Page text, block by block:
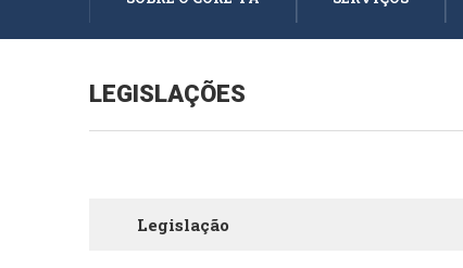
LEGISLAÇÕES
Legislação